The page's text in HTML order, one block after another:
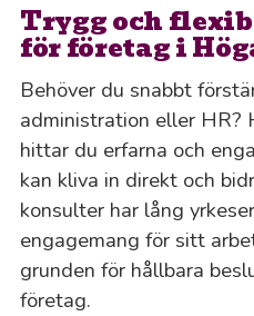
Trygg och
för företag i
Behöver du snabbt
administration eller HR?
hittar du erfarna och
kan kliva in direkt och
konsulter har lång
engagemang för sitt
grunden för hållbara
företag.